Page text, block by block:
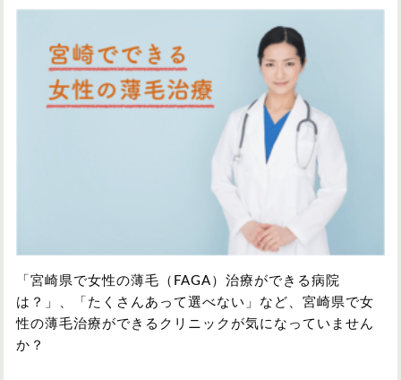
円形脱毛症
お問い合わせ
「宮崎県で女性の薄毛（FAGA）治療ができる病院
は？」、「たくさんあって選べない」など、宮崎県で女
性の薄毛治療ができるクリニックが気になっていません
か？
つむじハゲ ふけ
女性の薄毛
対策・アイテムから記事を探す